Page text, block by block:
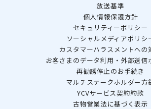
放送基準
個人情報保護方針
セキュリティーポリシー
ソーシャルメディアポリシ
カスタマーハラスメントへの
お客さまのデータ利用・外部送信
再勧誘停止のお手続き
マルチステークホルダー方
YCVサービス契約約款
古物営業法に基づく表示